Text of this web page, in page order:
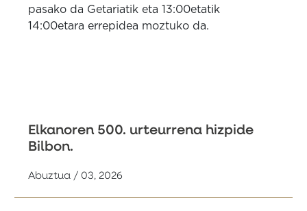
pasako da Getariatik eta 13:00etatik
14:00etara errepidea moztuko da.
Elkanoren 500. urteurrena hizpide
Bilbon.
Abuztua / 03, 2026